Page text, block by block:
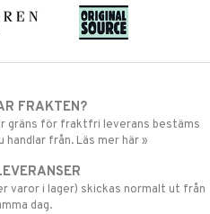
FRAKTEN?
gräns för fraktfri leverans bestäms
handlar från. Läs mer här »
varor i lager) skickas normalt ut från
dag.